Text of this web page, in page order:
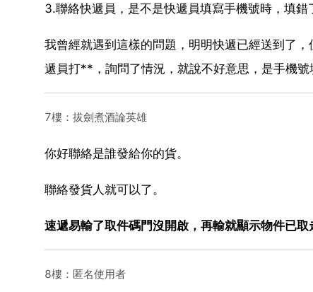
3.聯絡快遞員，是不是快遞員填寫手機號時，填錯
我曾經就遇到這樣的問題，明明快遞已經送到了
遞員打**，詢問了情況，就說不好意思，是手機
7樓：拔劍煮酒論英雄
你好聯絡是誰發給你的貨。
聯絡發貨人就可以了。
速遞易輸了取件碼門沒開啟，再輸就顯示物件已取
8樓：匿名使用者